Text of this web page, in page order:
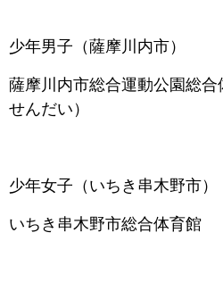
少年男子（薩摩川内市）
薩摩川内市総合運動公園総
せんだい）
少年女子（いちき串木野市）
いちき串木野市総合体育館